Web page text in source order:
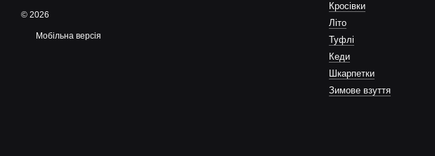
© 2026
Мобільна версія
Кросівки
Літо
Туфлi
Кеди
Шкарпетки
Зимове взуття